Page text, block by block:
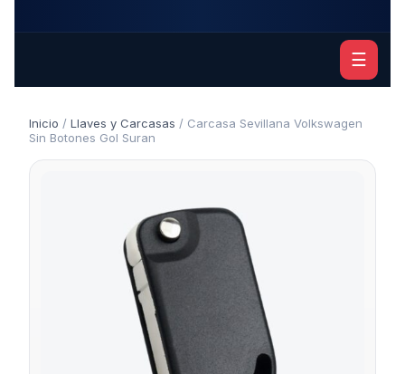
☰
Inicio / Llaves y Carcasas / Carcasa Sevillana Volkswagen
Sin Botones Gol Suran